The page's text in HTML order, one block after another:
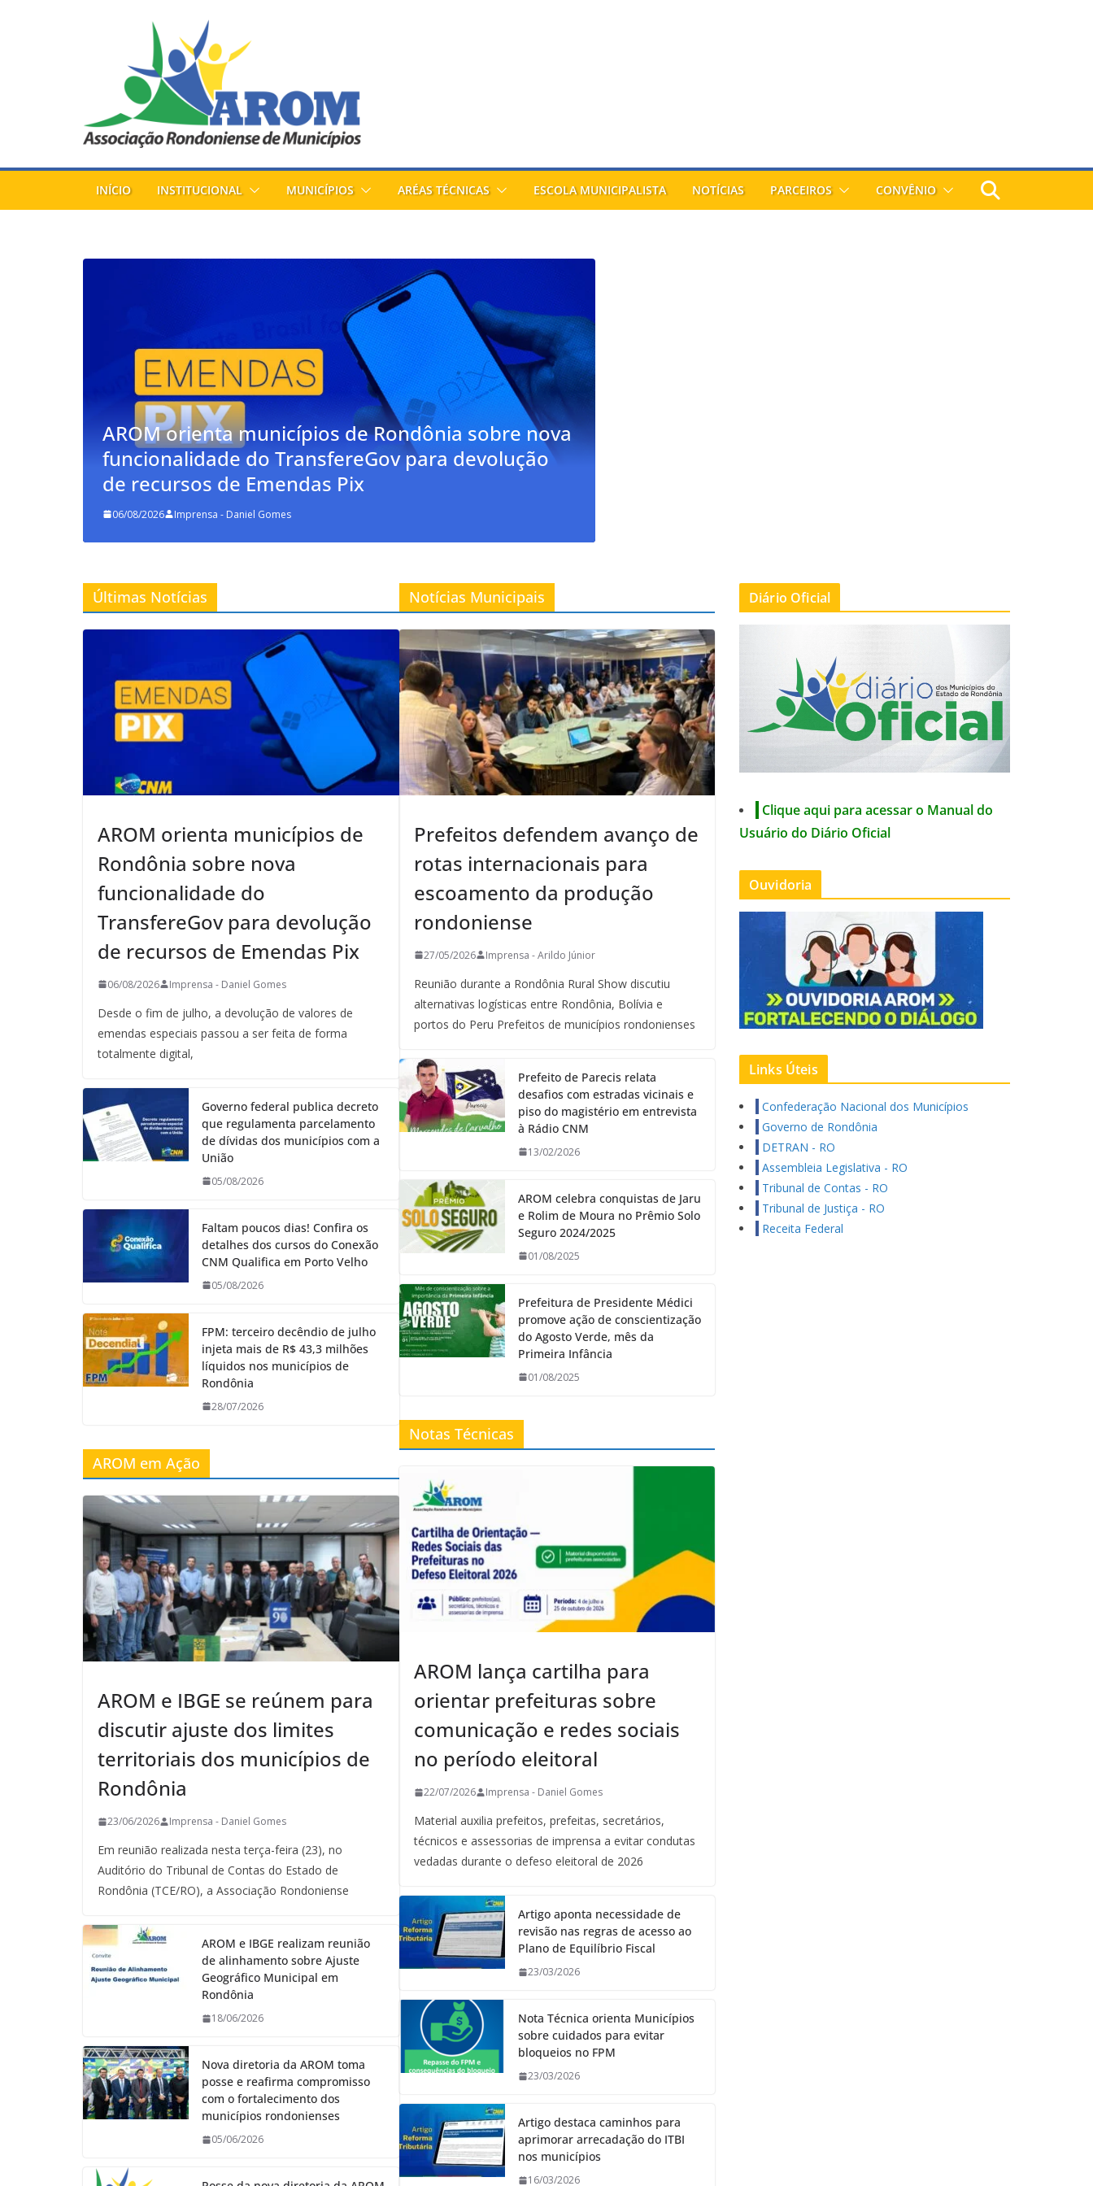
INÍCIO INSTITUCIONAL MUNICÍPIOS ARÉAS TÉCNICAS ESCOLA MUNICIPALISTA NOTÍCIAS PARCEIROS CONVÊNIO
Rondônia sobre nova
para devolução
Governo federal publica decreto que regulamenta
parcelamento de dívidas dos municípios com a
União
05/08/2026
Últimas Notícias
AROM orienta municípios de
Rondônia sobre nova
funcionalidade do
TransfereGov para devolução
de recursos de Emendas Pix
06/08/2026 Imprensa - Daniel Gomes
Desde o fim de julho, a devolução de valores de
emendas especiais passou a ser feita de forma
totalmente digital,
Governo federal publica decreto
que regulamenta parcelamento
de dívidas dos municípios com a
União
05/08/2026
Faltam poucos dias! Confira os
detalhes dos cursos do Conexão
CNM Qualifica em Porto Velho
05/08/2026
FPM: terceiro decêndio de julho
injeta mais de R$ 43,3 milhões
líquidos nos municípios de
Rondônia
28/07/2026
AROM em Ação
AROM e IBGE se reúnem para
discutir ajuste dos limites
territoriais dos municípios de
Rondônia
23/06/2026 Imprensa - Daniel Gomes
Em reunião realizada nesta terça-feira (23), no
Auditório do Tribunal de Contas do Estado de
Rondônia (TCE/RO), a Associação Rondoniense
AROM e IBGE realizam reunião
de alinhamento sobre Ajuste
Geográfico Municipal em
Rondônia
18/06/2026
Nova diretoria da AROM toma
posse e reafirma compromisso
com o fortalecimento dos
municípios rondonienses
05/06/2026
Notícias Municipais
Prefeitos defendem avanço de
rotas internacionais para
escoamento da produção
rondoniense
27/05/2026 Imprensa - Arildo Júnior
Reunião durante a Rondônia Rural Show discutiu
alternativas logísticas entre Rondônia, Bolívia e
portos do Peru Prefeitos de municípios rondonienses
Prefeito de Parecis relata
desafios com estradas vicinais e
piso do magistério em entrevista
à Rádio CNM
13/02/2026
AROM celebra conquistas de Jaru
e Rolim de Moura no Prêmio Solo
Seguro 2024/2025
01/08/2025
Prefeitura de Presidente Médici
promove ação de conscientização
do Agosto Verde, mês da
Primeira Infância
01/08/2025
Notas Técnicas
AROM lança cartilha para
orientar prefeituras sobre
comunicação e redes sociais
no período eleitoral
22/07/2026 Imprensa - Daniel Gomes
Material auxilia prefeitos, prefeitas, secretários,
técnicos e assessorias de imprensa a evitar condutas
vedadas durante o defeso eleitoral de 2026
Artigo aponta necessidade de
revisão nas regras de acesso ao
Plano de Equilíbrio Fiscal
23/03/2026
Nota Técnica orienta Municípios
sobre cuidados para evitar
bloqueios no FPM
23/03/2026
Artigo destaca caminhos para
aprimorar arrecadação do ITBI
nos municípios
16/03/2026
Diário Oficial
Clique aqui para acessar o Manual do
Usuário do Diário Oficial
Ouvidoria
Links Úteis
Confederação Nacional dos Municípios
Governo de Rondônia
DETRAN - RO
Assembleia Legislativa - RO
Tribunal de Contas - RO
Tribunal de Justiça - RO
Receita Federal